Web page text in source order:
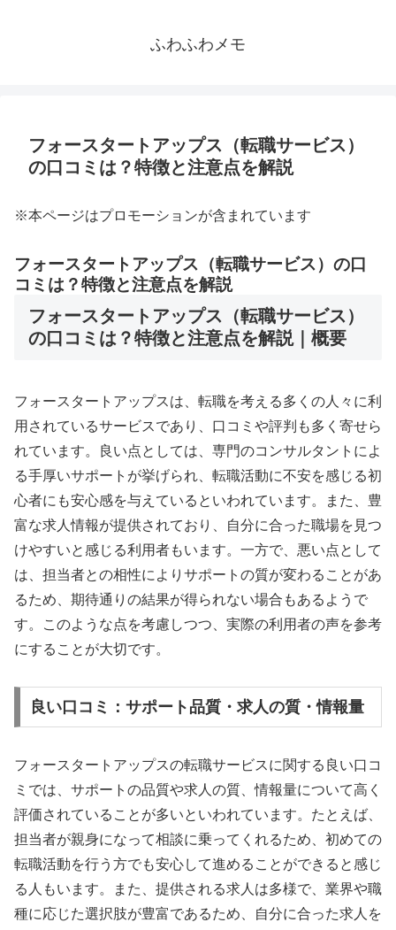
ふわふわメモ
フォースタートアップス（転職サービス）
の口コミは？特徴と注意点を解説
※本ページはプロモーションが含まれています
フォースタートアップス（転職サービス）の口
コミは？特徴と注意点を解説
フォースタートアップス（転職サービス）
の口コミは？特徴と注意点を解説｜概要
フォースタートアップスは、転職を考える多くの人々に利
用されているサービスであり、口コミや評判も多く寄せら
れています。良い点としては、専門のコンサルタントによ
る手厚いサポートが挙げられ、転職活動に不安を感じる初
心者にも安心感を与えているといわれています。また、豊
富な求人情報が提供されており、自分に合った職場を見つ
けやすいと感じる利用者もいます。一方で、悪い点として
は、担当者との相性によりサポートの質が変わることがあ
るため、期待通りの結果が得られない場合もあるようで
す。このような点を考慮しつつ、実際の利用者の声を参考
にすることが大切です。
良い口コミ：サポート品質・求人の質・情報量
フォースタートアップスの転職サービスに関する良い口コ
ミでは、サポートの品質や求人の質、情報量について高く
評価されていることが多いといわれています。たとえば、
担当者が親身になって相談に乗ってくれるため、初めての
転職活動を行う方でも安心して進めることができると感じ
る人もいます。また、提供される求人は多様で、業界や職
種に応じた選択肢が豊富であるため、自分に合った求人を